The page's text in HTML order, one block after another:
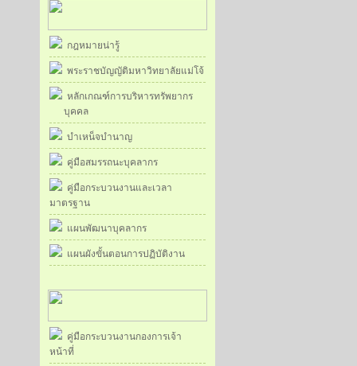
กฎหมายน่ารู้
พระราชบัญญัติมหาวิทยาลัยแม่โจ้
หลักเกณฑ์การบริหารทรัพยากร
บุคคล
บำเหน็จบำนาญ
คู่มือสมรรถนะบุคลากร
คู่มือกระบวนงานและเวลา
มาตรฐาน
แผนพัฒนาบุคลากร
แผนผังขั้นตอนการปฏิบัติงาน
คู่มือกระบวนงานกองการเจ้า
หน้าที่